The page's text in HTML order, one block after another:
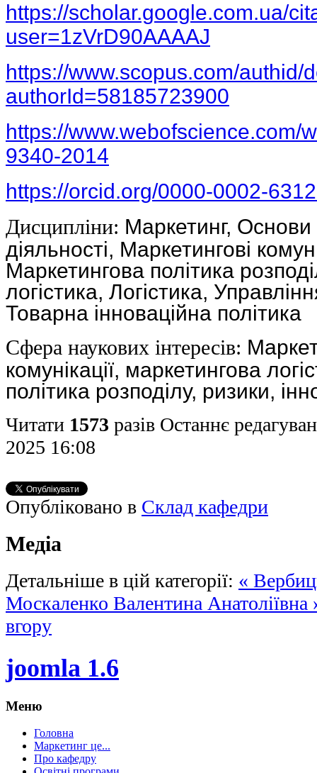
https://scholar.google.com.ua/
user=1zVrD90AAAAJ
https://www.scopus.com/authid/
authorId=58185723900
https://www.webofscience.com/
9340-2014
https://orcid.org/0000-0002-
Дисципліни: Маркетинг, Основи
діяльності, Маркетингові
Маркетингова політика
логістика, Логістика,
Товарна інноваційна політика
Сфера наукових інтересів:
комунікації, маркетингова
політика розподілу, ризики,
Читати 1573 разів Останнє
2025 16:08
Опубліковано в Склад кафедри
Медіа
Детальніше в цій категорії: «
Москаленко Валентина Анатоліївна
вгору
joomla 1.6
Меню
Головна
Маркетинг це...
Про кафедру